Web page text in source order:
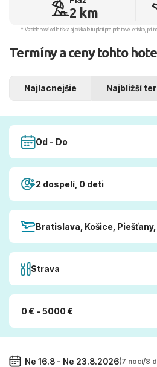
2 km
* Vzdialenosť od letiska aj dľžka letu platí pre príletové letisko, pri
Termíny a ceny tohto
Najlacnejšie Najbližší
Od - Do
2 dospelí, 0 deti
Bratislava, Košice,
Strava
0 € - 5000 €
Ne 16.8 - Ne 23.8.2026(7 nocí/8